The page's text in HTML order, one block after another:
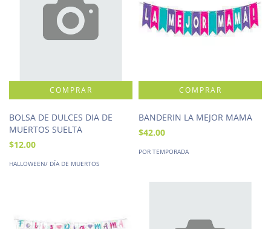
BOLSA DE DULCES DIA DE
MUERTOS SUELTA
$12.00
HALLOWEEN/ DÍA DE MUERTOS
BANDERIN LA MEJOR MAMA
$42.00
POR TEMPORADA